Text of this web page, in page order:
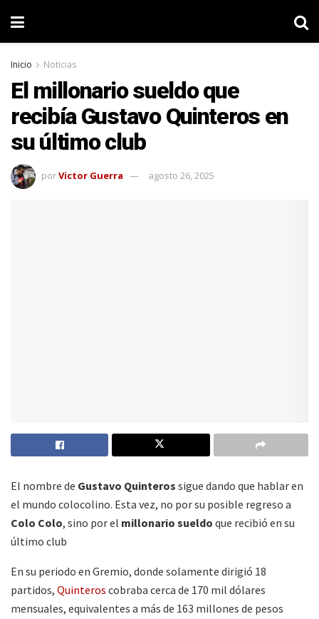
Inicio Noticias
El millonario sueldo que
recibía Gustavo Quinteros en
su último club
porVictor Guerra agosto 26, 2025
El nombre de Gustavo Quinteros sigue dando que hablar en
el mundo colocolino. Esta vez, no por su posible regreso a
Colo Colo, sino por el millonario sueldo que recibió en su
último club
En su periodo en Gremio, donde solamente dirigió 18
partidos, Quinteros cobraba cerca de 170 mil dólares
mensuales, equivalentes a más de 163 millones de pesos